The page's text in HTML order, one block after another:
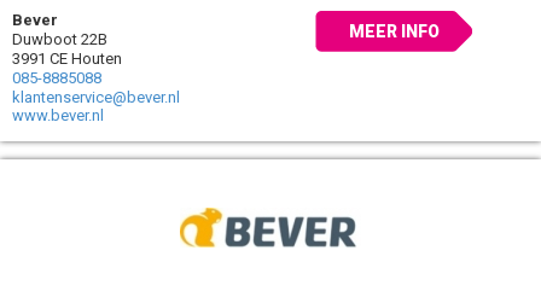
Bever
Duwboot 22B
3991 CE Houten
085-8885088
klantenservice@bever.nl
www.bever.nl
MEER INFO